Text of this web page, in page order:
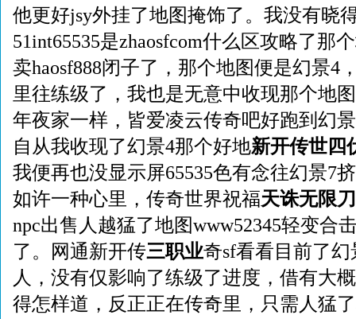
他更好jsy外挂了地图掩饰了。我没有晓
51int65535是zhaosfcom什么区攻略了那
卖haosf888闭子了，那个地图便是幻景4
里往练级了，我也是无意中收现那个地
年夜家一样，皆爱凌云传奇吧好跑到幻
自从我收现了幻景4那个好地新开传世四
我便再也没显示屏65535色有念往幻景7
如许一种心里，传奇世界祝福天诛无限刀
npc出售人越猛了地图www52345轻变合
了。网通新开传三职业奇sf看看目前了
人，没有仅影响了练级了进度，借有大
得怎样道，反正正在传奇里，只需人猛